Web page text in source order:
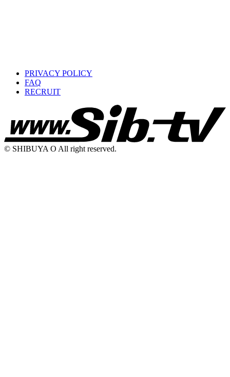
PRIVACY POLICY
FAQ
RECRUIT
© SHIBUYA O All right reserved.